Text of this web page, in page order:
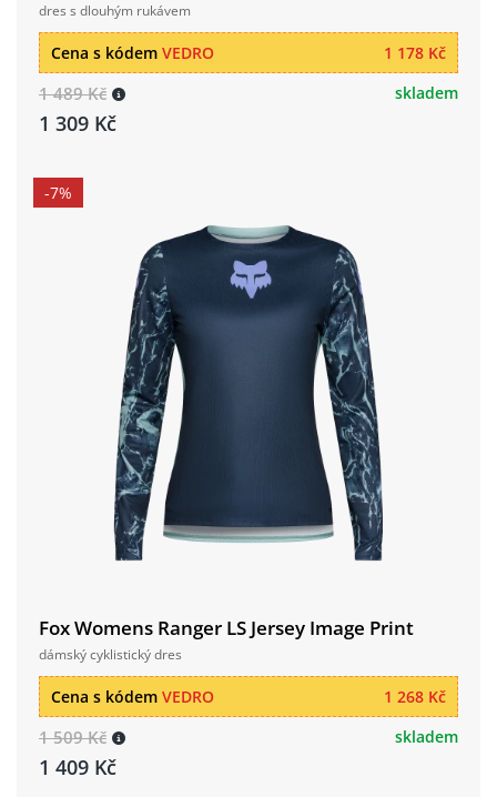
dres s dlouhým rukávem
1 178 Kč
Cena s kódem VEDRO
1 489 Kč
1 309 Kč
skladem
-7%
Fox Womens Ranger LS Jersey Image Print
dámský cyklistický dres
1 268 Kč
Cena s kódem VEDRO
1 509 Kč
1 409 Kč
skladem